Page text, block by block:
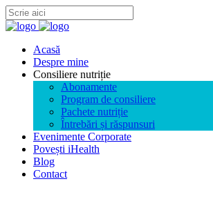
Acasă
Despre mine
Consiliere nutriție
Abonamente
Program de consiliere
Pachete nutriție
Întrebări și răspunsuri
Evenimente Corporate
Povești iHealth
Blog
Contact